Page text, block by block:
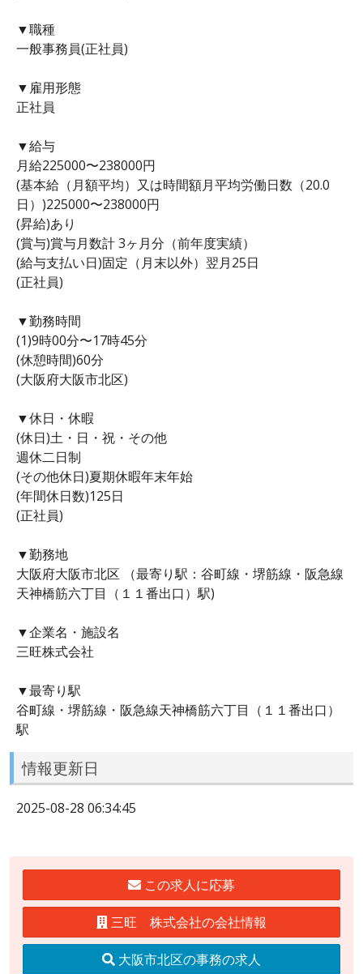
▼職種
一般事務員(正社員)
▼雇用形態
正社員
▼給与
月給225000〜238000円
(基本給（月額平均）又は時間額月平均労働日数（20.0
日）)225000〜238000円
(昇給)あり
(賞与)賞与月数計 3ヶ月分（前年度実績）
(給与支払い日)固定（月末以外）翌月25日
(正社員)
▼勤務時間
(1)9時00分〜17時45分
(休憩時間)60分
(大阪府大阪市北区)
▼休日・休暇
(休日)土・日・祝・その他
週休二日制
(その他休日)夏期休暇年末年始
(年間休日数)125日
(正社員)
▼勤務地
大阪府大阪市北区 （最寄り駅：谷町線・堺筋線・阪急線
天神橋筋六丁目（１１番出口）駅)
▼企業名・施設名
三旺株式会社
▼最寄り駅
谷町線・堺筋線・阪急線天神橋筋六丁目（１１番出口）
駅
情報更新日
2025-08-28 06:34:45
この求人に応募
三旺 株式会社の会社情報
大阪市北区の事務の求人